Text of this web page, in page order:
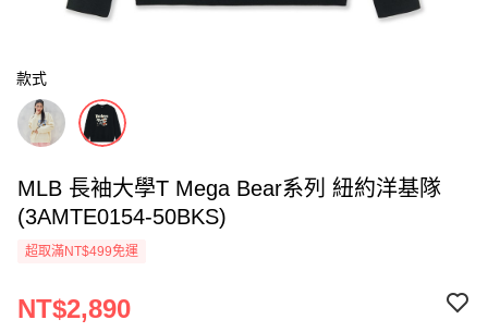
款式
MLB 長袖大學T Mega Bear系列 紐約洋基隊
(3AMTE0154-50BKS)
超取滿NT$499免運
NT$2,890